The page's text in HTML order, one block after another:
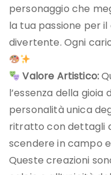
personaggio che
la tua passione per
divertente. Ogni
Valore Artistico:
l’essenza della gioia
personalità unica
ritratto con dettagli
scendere in campo
Queste creazioni